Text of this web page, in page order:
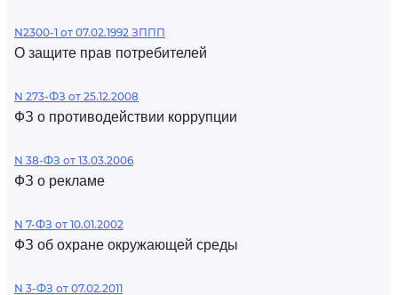
N2300-1 от 07.02.1992 ЗППП
О защите прав потребителей
N 273-ФЗ от 25.12.2008
ФЗ о противодействии коррупции
N 38-ФЗ от 13.03.2006
ФЗ о рекламе
N 7-ФЗ от 10.01.2002
ФЗ об охране окружающей среды
N 3-ФЗ от 07.02.2011